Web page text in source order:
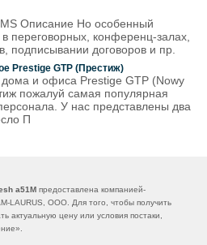
Описание Но особенный
переговорных, конференц-залах,
подписывании договоров и пр.
Prestige GTP (Престиж)
и офиса Prestige GTP (Nowy
пожалуй самая популярная
У нас представлены два
П
a51M предоставлена компанией-
LAURUS, ООО. Для того, чтобы получить
актуальную цену или условия постаки,
».